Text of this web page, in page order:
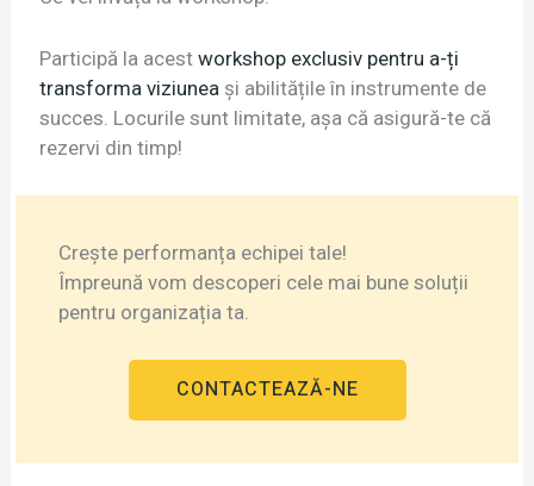
Participă la acestworkshop exclusiv pentru a-ți
transforma viziunea și abilitățile în instrumente de
succes. Locurile sunt limitate, așa că asigură-te că
rezervi din timp!
Crește performanța echipei tale!
Împreună vom descoperi cele mai bune soluții
pentru organizația ta.
CONTACTEAZĂ-NE